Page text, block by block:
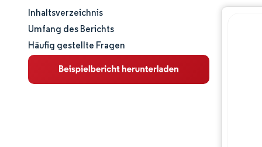
Marktgröße und -anteil
Marktanalyse
Trends und Einblicke
Inhaltsverzeichnis
Umfang des Berichts
Häufig gestellte Fragen